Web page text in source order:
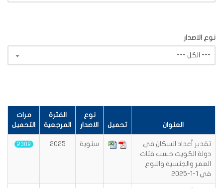
نوع الاصدار
--- الكل ---
العنوان تحميل
نوع
الاصدار
الفترة
المرجعية
مرات
التحميل
تقدير أعداد السكان في
دولة الكويت حسب فئات
العمر والجنسية والنوع
في 1-1-2025
سنوية 2025
2309